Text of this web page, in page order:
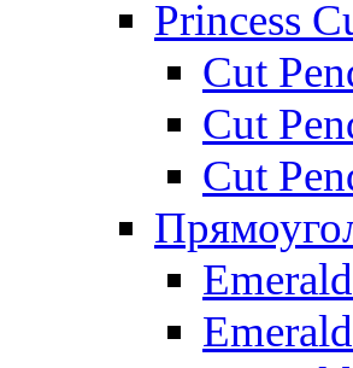
Princess
Cut
Cut
Cut